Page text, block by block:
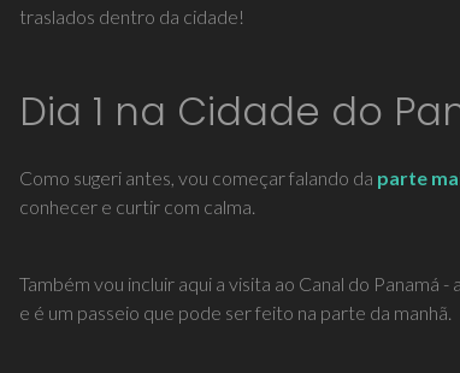
traslados dentro da cidade!
Dia 1 na Cidade do
Como sugeri antes, vou começar falando da parte
conhecer e curtir com calma.
Também vou incluir aqui a visita ao Canal do Panamá
e é um passeio que pode ser feito na parte da manhã.